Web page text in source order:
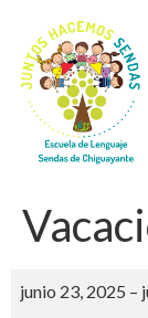
junio 23, 2025 –